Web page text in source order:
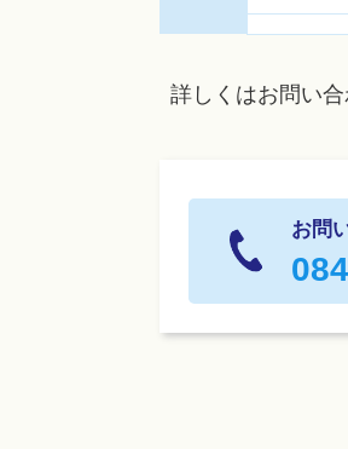
詳しくはお問い
お問